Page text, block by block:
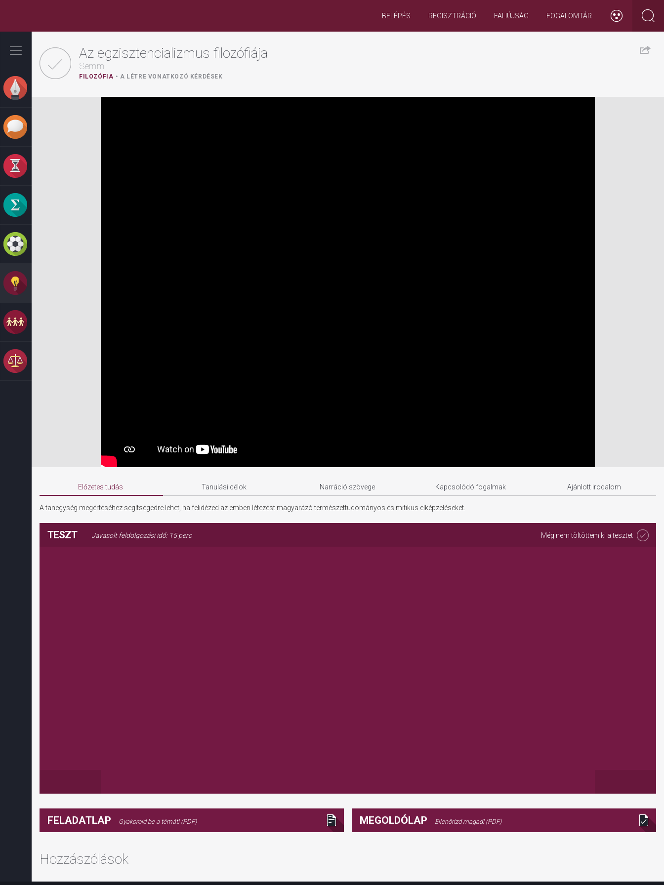
tartalomra
REGISZTRÁCIÓ FALIÚJSÁG FOGALOMTÁR
BELÉPÉS
Az egzisztencializmus filozófiája
Semmi
FILOZÓFIA A LÉTRE VONATKOZÓ KÉRDÉSEK
Előzetes tudás Tanulási célok Narráció szövege Kapcsolódó fogalmak Ajánlott irodalom
A tanegység megértéséhez segítségedre lehet, ha felidézed az emberi létezést magyarázó természettudományos és mitikus elképzeléseket.
TESZT Javasolt feldolgozási idő: 15 perc Még nem töltöttem ki a tesztet
FELADATLAP Gyakorold be a témát! (PDF) MEGOLDÓLAP Ellenőrizd magad! (PDF)
Hozzászólások